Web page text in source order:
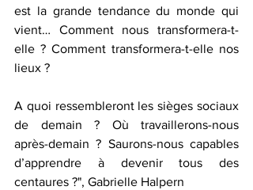
est la grande tendance du monde qui
vient… Comment nous transformera-t-
elle ? Comment transformera-t-elle nos
lieux ?
A quoi ressembleront les sièges sociaux
de demain ? Où travaillerons-nous
après-demain ? Saurons-nous capables
d’apprendre à devenir tous des
centaures ?", Gabrielle Halpern